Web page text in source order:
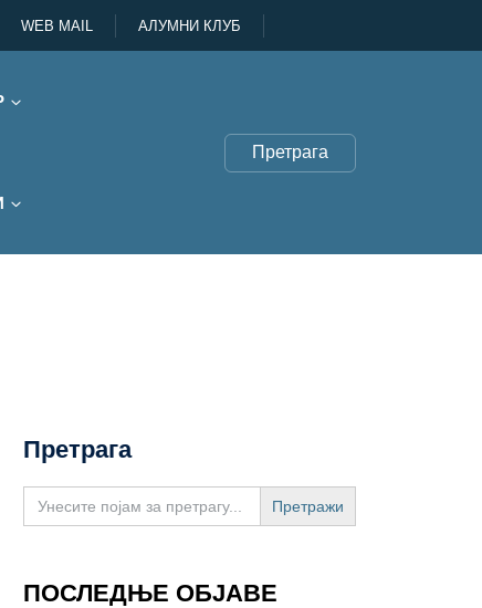
WEB MAIL АЛУМНИ КЛУБ
Претрага
Претрага
Search
for:
ПОСЛЕДЊЕ ОБЈАВЕ